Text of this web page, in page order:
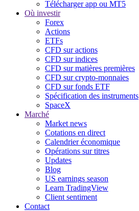
Télécharger app ou MT5
Où investir
Forex
Actions
ETFs
CFD sur actions
CFD sur indices
CFD sur matières premières
CFD sur crypto-monnaies
CFD sur fonds ETF
Spécification des instruments
SpaceX
Marché
Market news
Cotations en direct
Calendrier économique
Opérations sur titres
Updates
Blog
US earnings season
Learn TradingView
Client sentiment
Contact